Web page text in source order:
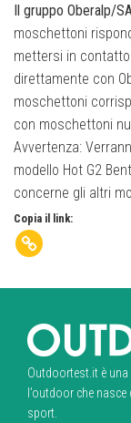
Il gruppo Oberalp/
moschettoni
mettersi in contatto
direttamente con
moschettoni
con moschettoni
Avvertenza:
modello Hot G2
concerne gli altri
Copia il link:
Outdoortest.it è
l’outdoor che
sport.